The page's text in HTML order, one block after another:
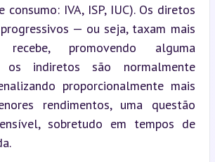
consumo: IVA, ISP, IUC). Os diretos
— ou seja, taxam mais
promovendo alguma
os indiretos são normalmente
proporcionalmente mais
rendimentos, uma questão
sobretudo em tempos de